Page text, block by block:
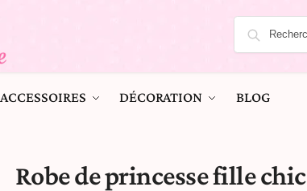
ACCESSOIRES DÉCORATION BLOG
Robe de princesse fille chic